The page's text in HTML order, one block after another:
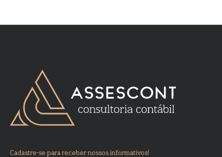
Cadastre-se para receber nossos informativos!